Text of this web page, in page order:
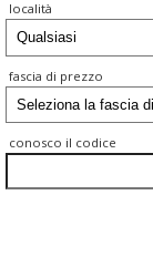
località
fascia di prezzo
conosco il codice